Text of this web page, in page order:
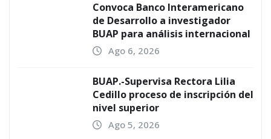
Convoca Banco Interamericano
de Desarrollo a investigador
BUAP para análisis internacional
Ago 6, 2026
BUAP.-Supervisa Rectora Lilia
Cedillo proceso de inscripción del
nivel superior
Ago 5, 2026